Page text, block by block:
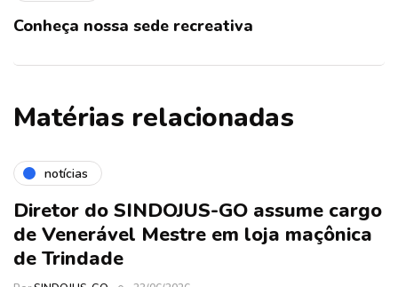
Conheça nossa sede recreativa
Matérias relacionadas
notícias
Diretor do SINDOJUS-GO assume cargo
de Venerável Mestre em loja maçônica
de Trindade